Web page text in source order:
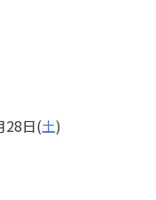
28日(土)